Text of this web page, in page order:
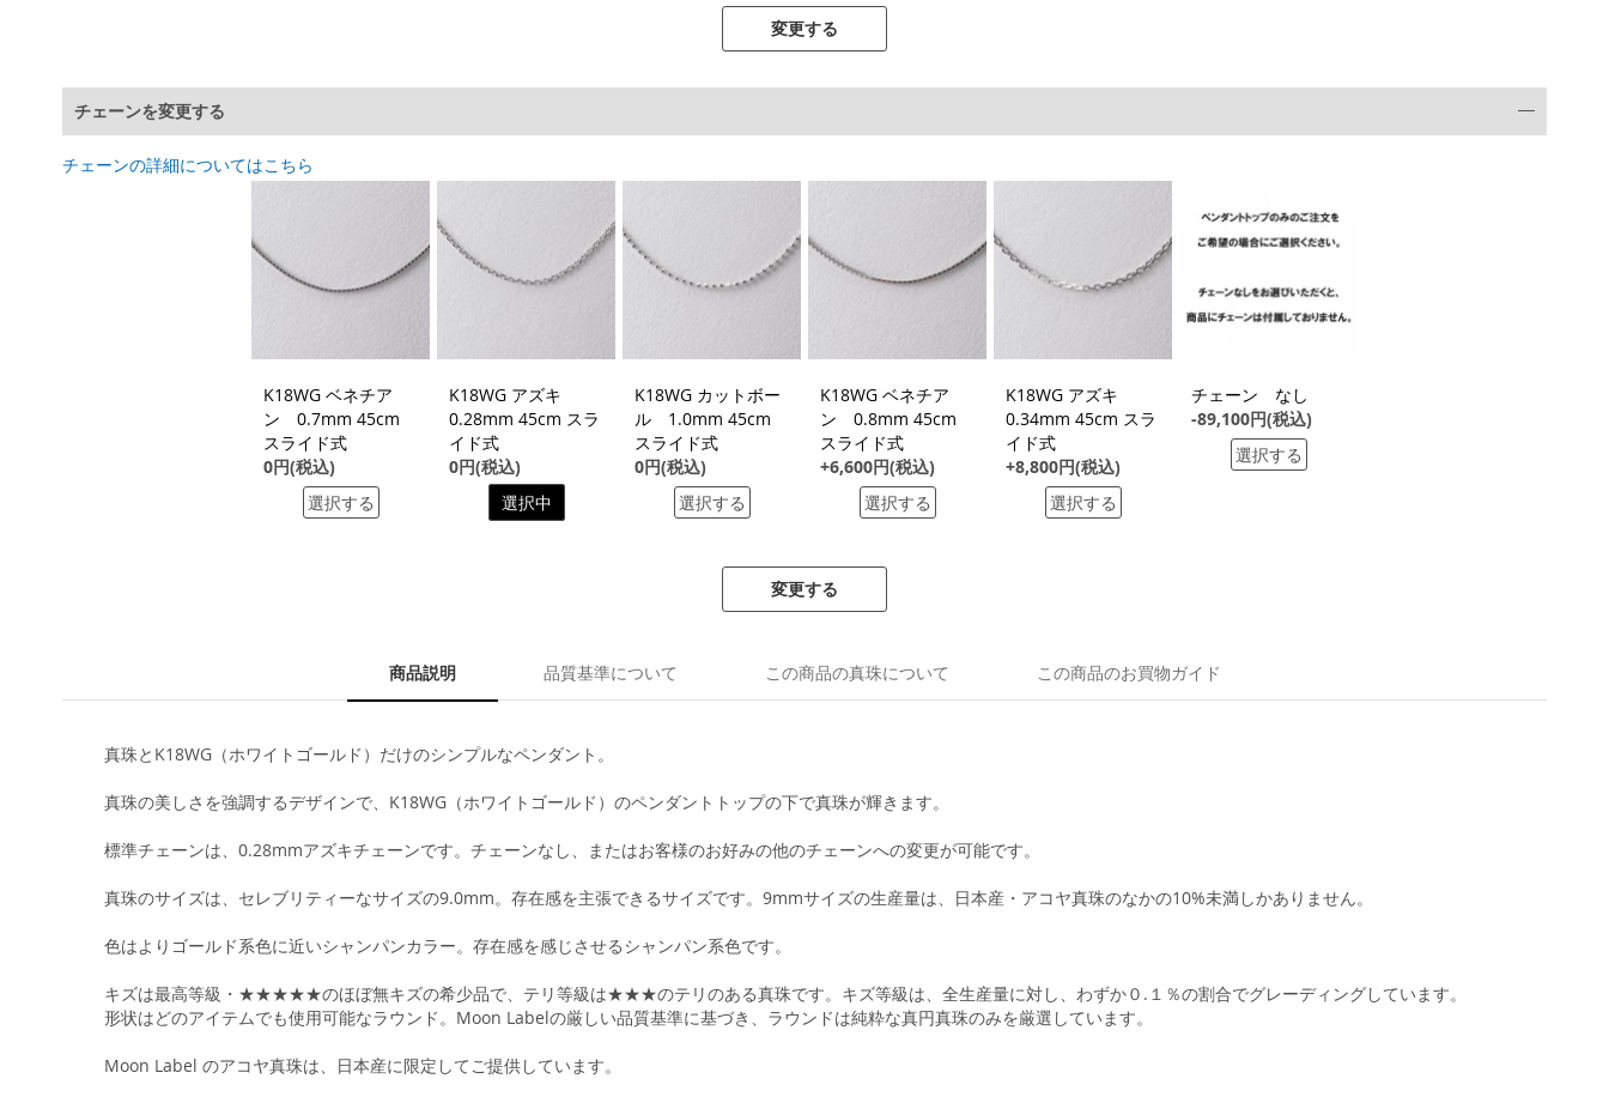
変更する
チェーンを変更する
チェーンの詳細についてはこちら
K18WG ベネチア
ン 0.7mm 45cm
スライド式
0円(税込)
選択する
K18WG アズキ
0.28mm 45cm スラ
イド式
0円(税込)
選択中
K18WG カットボー
ル 1.0mm 45cm
スライド式
0円(税込)
選択する
K18WG ベネチア
ン 0.8mm 45cm
スライド式
+6,600円(税込)
選択する
K18WG アズキ
0.34mm 45cm スラ
イド式
+8,800円(税込)
選択する
チェーン なし
-89,100円(税込)
選択する
変更する
商品説明
真珠とK18WG（ホワイトゴールド）だけのシンプルなペンダント。
真珠の美しさを強調するデザインで、K18WG（ホワイトゴールド）のペンダントトップの下で真珠が輝きます。
標準チェーンは、0.28mmアズキチェーンです。チェーンなし、またはお客様のお好みの他のチェーンへの変更が可能です。
真珠のサイズは、セレブリティーなサイズの9.0mm。存在感を主張できるサイズです。9mmサイズの生産量は、日本産・アコヤ真珠のなかの10%未満しかありません。
色はよりゴールド系色に近いシャンパンカラー。存在感を感じさせるシャンパン系色です。
キズは最高等級・★★★★★のほぼ無キズの希少品で、テリ等級は★★★のテリのある真珠です。キズ等級は、全生産量に対し、わずか０.１％の割合でグレーディングしています。
形状はどのアイテムでも使用可能なラウンド。Moon Labelの厳しい品質基準に基づき、ラウンドは純粋な真円真珠のみを厳選しています。
Moon Label のアコヤ真珠は、日本産に限定してご提供しています。
品質基準について この商品の真珠について この商品のお買物ガイド